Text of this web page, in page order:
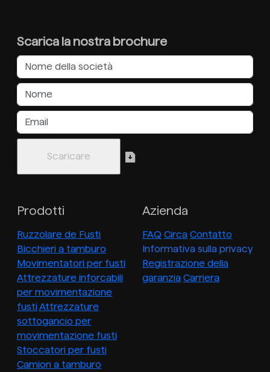
Scarica la nostra brochure
Prodotti
Ruzzolare de Fusti
Bicchieri a tamburo
Movimentatori per fusti
Attrezzature inforcabili
per movimentazione
fustiAttrezzature
sottogancio per
movimentazione fusti
Stoccatori per fusti
Camion a tamburo
Azienda
FAQ Circa Contatto
Informativa sulla privacy
Registrazione della
garanzia Carriera